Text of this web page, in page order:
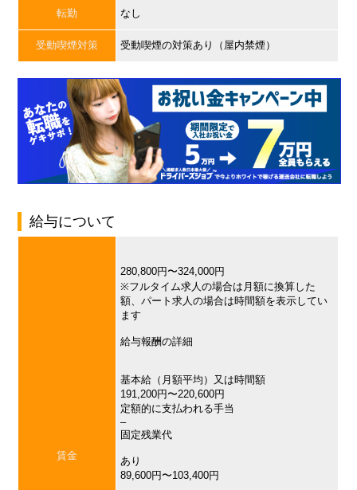
転勤 なし
受動喫煙対策 受動喫煙の対策あり（屋内禁煙）
給与について
賃金
280,800円〜324,000円
※フルタイム求人の場合は月額に換算した
額、パート求人の場合は時間額を表示してい
ます
給与報酬の詳細
基本給（月額平均）又は時間額
191,200円〜220,600円
定額的に支払われる手当
–
固定残業代
あり
89,600円〜103,400円